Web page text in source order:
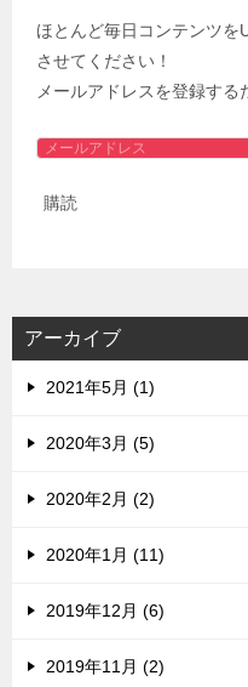
ほとんど毎日コンテンツを
させてください！
メールアドレスを登録する
メ
ル
ス
購読
アーカイブ
2021年5月 (1)
2020年3月 (5)
2020年2月 (2)
2020年1月 (11)
2019年12月 (6)
2019年11月 (2)